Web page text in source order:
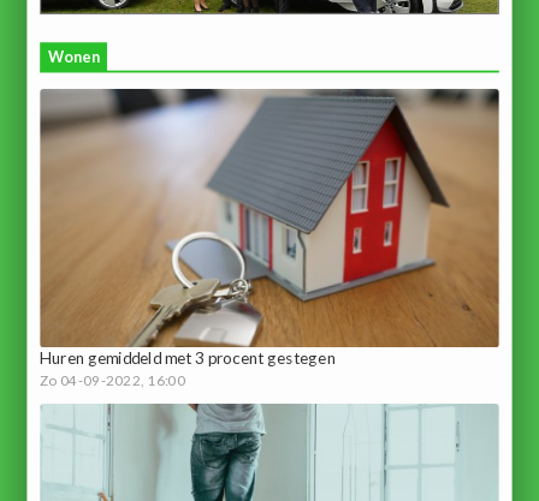
Wonen
Huren gemiddeld met 3 procent gestegen
Zo 04-09-2022, 16:00